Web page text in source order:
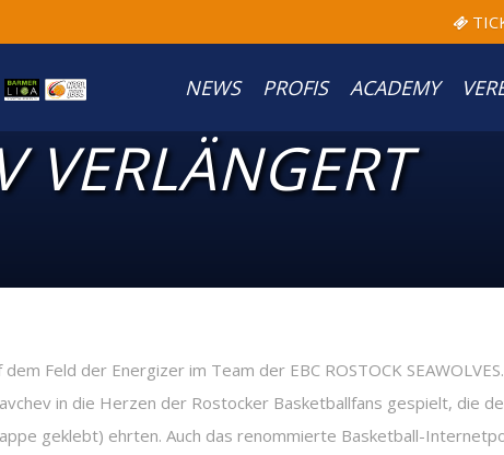
NEWS PROFIS ACADEMY
VERLÄNGERT
Feld der Energizer im Team der EBC ROSTOCK
in die Herzen der Rostocker Basketballfans gespielt, die
geklebt) ehrten. Auch das renommierte Basketball-